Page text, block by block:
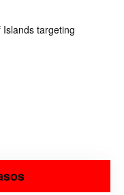
targeting